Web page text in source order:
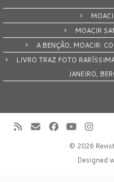
MOACIR
A BENÇÃO, MOACIR:
LIVRO TRAZ FOTO
JANEIRO,
· © 2026
Designed